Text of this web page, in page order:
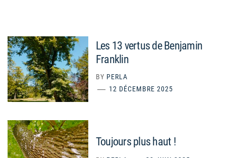
Les 13 vertus de Benjamin
Franklin
BY PERLA
12 DÉCEMBRE 2025
Toujours plus haut !